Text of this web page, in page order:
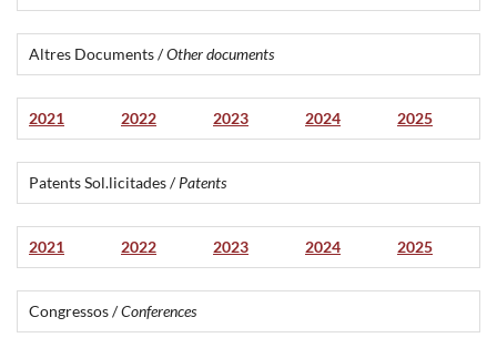
Altres Documents /Other documents
2021 2022 2023 2024 2025
Patents Sol.licitades /Patents
2021 2022 2023 2024 2025
Congressos /Conferences